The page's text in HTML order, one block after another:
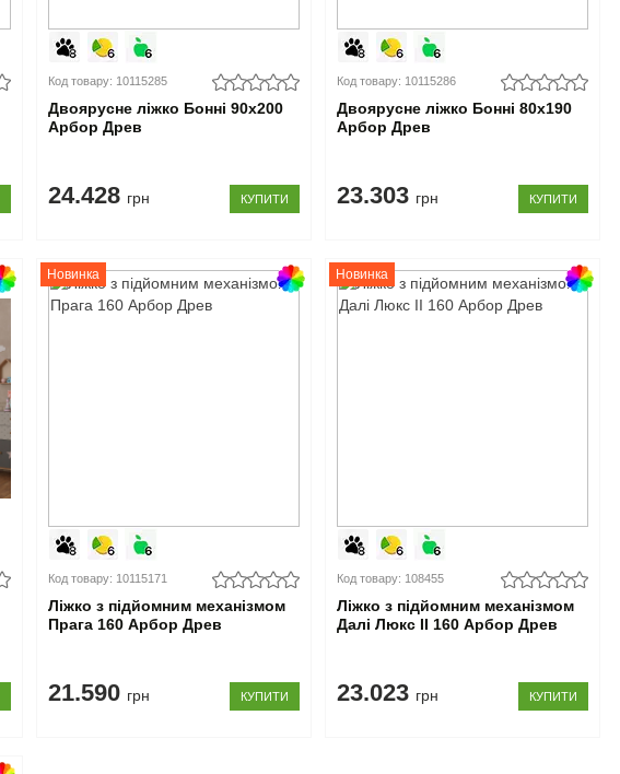
Код товару: 10115285
Двоярусне ліжко Бонні 90x200
Арбор Древ
24.428 грн КУПИТИ
Код товару: 10115286
Двоярусне ліжко Бонні 80x190
Арбор Древ
23.303 грн КУПИТИ
Новинка
Код товару: 10115171
Ліжко з підйомним механізмом
Прага 160 Арбор Древ
21.590 грн КУПИТИ
Новинка
Код товару: 108455
Ліжко з підйомним механізмом
Далі Люкс II 160 Арбор Древ
23.023 грн КУПИТИ